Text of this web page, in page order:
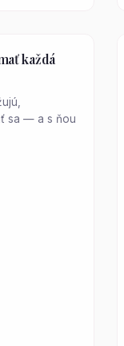
každá
sa — a s ňou